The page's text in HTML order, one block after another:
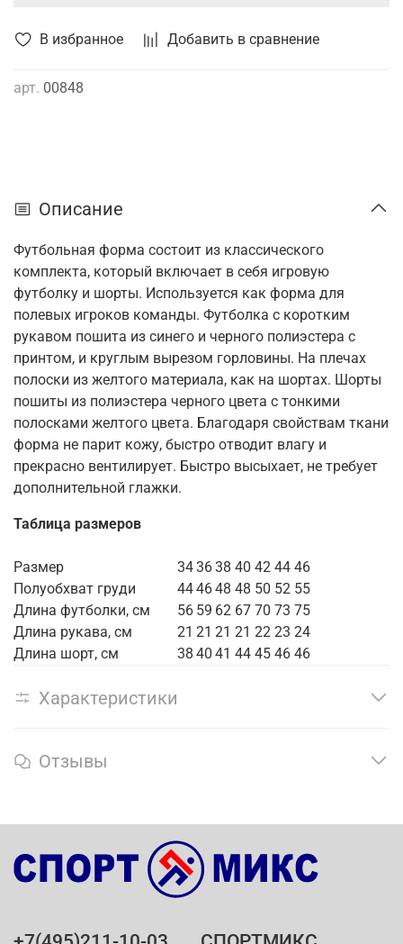
В избранное Добавить в сравнение
арт. 00848
Описание
Футбольная форма состоит из классического
комплекта, который включает в себя игровую
футболку и шорты. Используется как форма для
полевых игроков команды. Футболка с коротким
рукавом пошита из синего и черного полиэстера с
принтом, и круглым вырезом горловины. На плечах
полоски из желтого материала, как на шортах. Шорты
пошиты из полиэстера черного цвета с тонкими
полосками желтого цвета. Благодаря свойствам ткани
форма не парит кожу, быстро отводит влагу и
прекрасно вентилирует. Быстро высыхает, не требует
дополнительной глажки.
Таблица размеров
Размер 343638 40 42 44 46
Полуобхват груди
444648 48 50 52 55
Длина футболки, см
56 59 62 67 70 73 75
Длина рукава, см
21 21 21 21 22 23 24
Длина шорт, см
38 40 41 44 45 46 46
Характеристики
Отзывы